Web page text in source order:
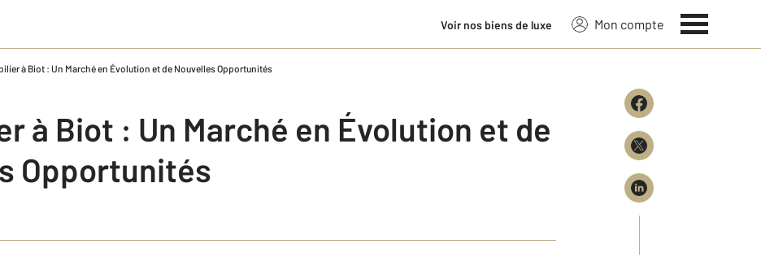
Voir nos biens de luxe Mon compte
à Biot : Un Marché en Évolution et de Nouvelles Opportunités
à Biot : Un Marché en Évolution et de
Opportunités